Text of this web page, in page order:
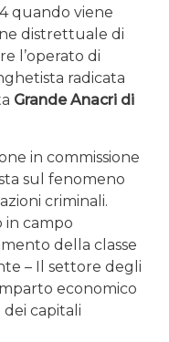
quando viene
distrettuale di
l’operato di
radicata
Grande Anacri di
in commissione
sul fenomeno
criminali.
in campo
della classe
– Il settore degli
economico
capitali